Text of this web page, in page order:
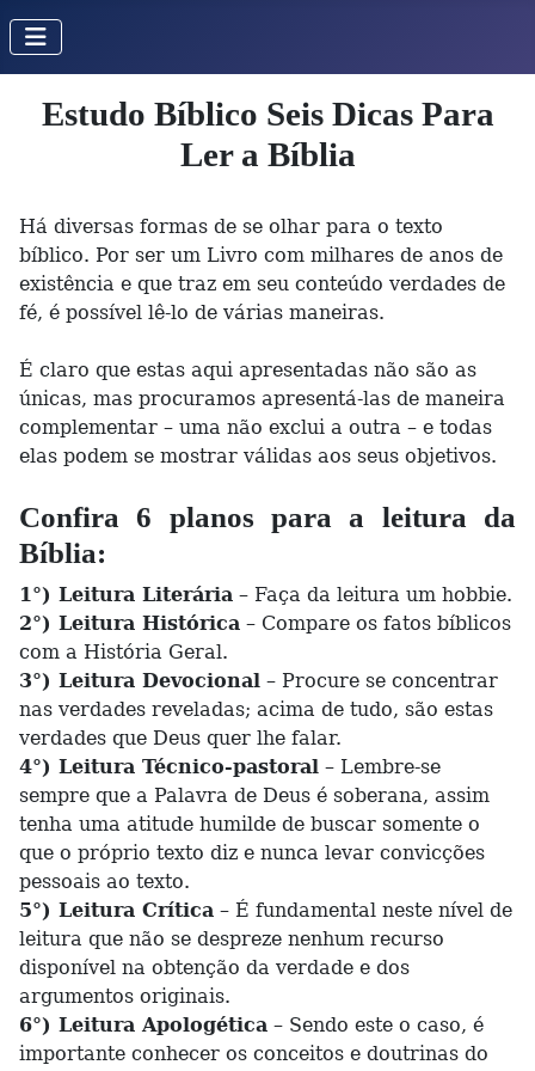
Estudo Bíblico Seis Dicas Para
Ler a Bíblia
Há diversas formas de se olhar para o texto
bíblico. Por ser um Livro com milhares de anos de
existência e que traz em seu conteúdo verdades de
fé, é possível lê-lo de várias maneiras.
É claro que estas aqui apresentadas não são as
únicas, mas procuramos apresentá-las de maneira
complementar – uma não exclui a outra – e todas
elas podem se mostrar válidas aos seus objetivos.
Confira 6 planos para a leitura da
Bíblia:
1°) Leitura Literária – Faça da leitura um hobbie.
2°) Leitura Histórica – Compare os fatos bíblicos
com a História Geral.
3°) Leitura Devocional – Procure se concentrar
nas verdades reveladas; acima de tudo, são estas
verdades que Deus quer lhe falar.
4°) Leitura Técnico-pastoral – Lembre-se
sempre que a Palavra de Deus é soberana, assim
tenha uma atitude humilde de buscar somente o
que o próprio texto diz e nunca levar convicções
pessoais ao texto.
5°) Leitura Crítica – É fundamental neste nível de
leitura que não se despreze nenhum recurso
disponível na obtenção da verdade e dos
argumentos originais.
6°) Leitura Apologética – Sendo este o caso, é
importante conhecer os conceitos e doutrinas do